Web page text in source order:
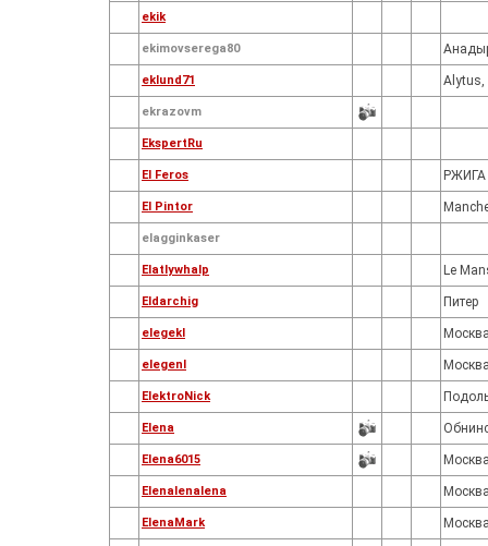
ekik
ekimovserega80
eklund71 Alytus,
ekrazovm
EkspertRu
El Feros
El Pintor
elagginkaser
Elatlywhalp Le
Eldarchig Питер
elegekl
elegenl
ElektroNick
Elena
Elena6015
Elenalenalena
ElenaMark